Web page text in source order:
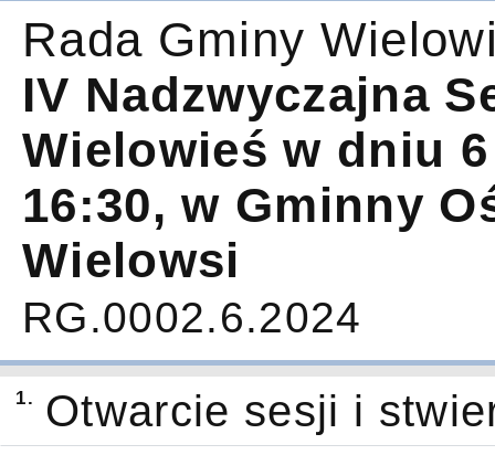
Rada Gminy
IV Nadzwyczajna
Wielowieś w dniu
16:30, w Gminny
Wielowsi
RG.0002.6.2024
1. Otwarcie sesji i